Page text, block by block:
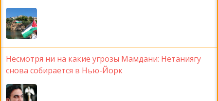
Несмотря ни на какие угрозы Мамдани: Нетаниягу
снова собирается в Нью-Йорк